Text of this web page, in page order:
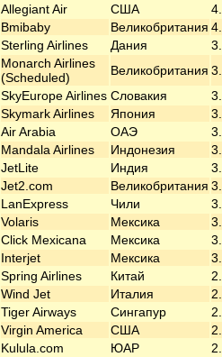
Allegiant Air США
Bmibaby Великобритания
Sterling Airlines Дания
Monarch Airlines
(Scheduled)
Великобритания
SkyEurope Airlines Словакия
Skymark Airlines Япония
Air Arabia ОАЭ
Mandala Airlines Индонезия
JetLite Индия
Jet2.com Великобритания
LanExpress Чили
Volaris Мексика
Click Mexicana Мексика
Interjet Мексика
Spring Airlines Китай
Wind Jet Италия
Tiger Airways Сингапур
Virgin America США
Kulula.com ЮАР